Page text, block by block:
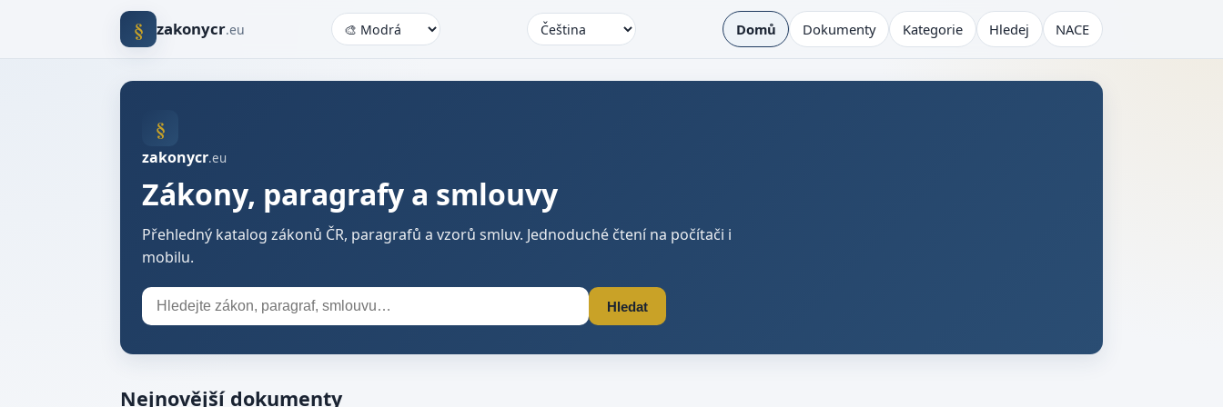
§ zakonycr.eu Domů Dokumenty Kategorie Hledej NACE
§
zakonycr.eu
Zákony, paragrafy a smlouvy
Přehledný katalog zákonů ČR, paragrafů a vzorů smluv. Jednoduché čtení na počítači i
mobilu.
Hledat
Hledat
Nejnovější dokumenty